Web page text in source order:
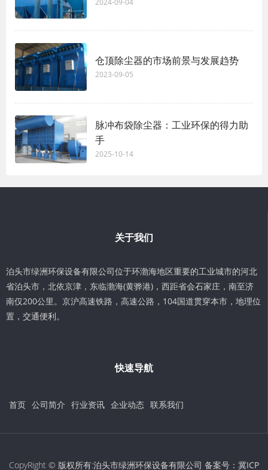
仓顶除尘器的市场前景与发展趋势
2023-09-05
脉冲布袋除尘器：工业环保的得力助
手
2025-10-14
关于我们
泊头市绿洲环保设备有限公司位于环渤海地区重要的工业城市的河北
省泊头市，北依京津，东临渤海(黄骅港)，西距省会石家庄，南至济
南仅200公里。京沪高速铁路，高速公路，104国道贯穿本市，地理位
置，交通便利。
快速导航
首页 公司简介 行业资讯 企业动态 联系我们
CopyRight © 版权所有:泊头市绿洲环保设备有限公司 备案号： 冀ICP